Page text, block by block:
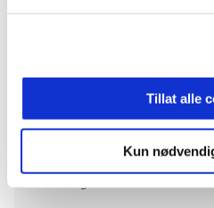
Tillat alle
Kun
– Knut har verdifull
bidra fra første dag med
veldig fornøyd med å få
med resten av